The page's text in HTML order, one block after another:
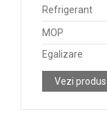
Refrigerant
MOP
Egalizare
Vezi produs